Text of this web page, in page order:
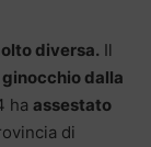
diversa. Il
ginocchio dalla
ha assestato
di